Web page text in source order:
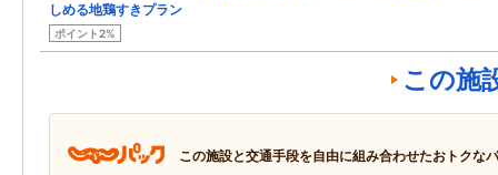
しめる地鶏すきプラン
ポイント2%
この施
この施設と交通手段を自由に組み合わせたおトクな